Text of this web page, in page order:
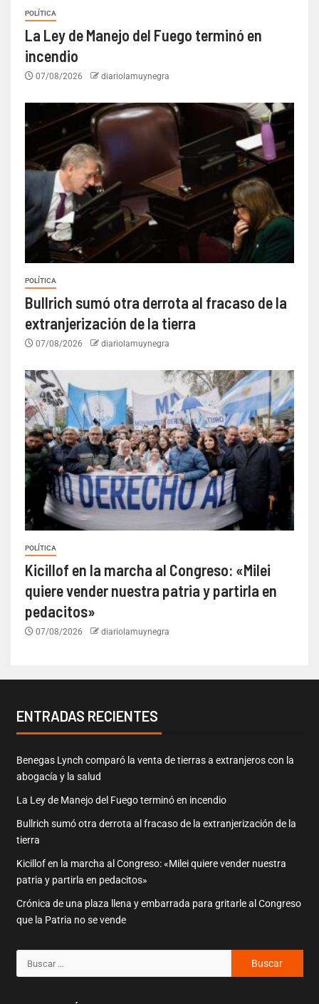
POLÍTICA
La Ley de Manejo del Fuego terminó en
incendio
07/08/2026 diariolamuynegra
POLÍTICA
Bullrich sumó otra derrota al fracaso de la
extranjerización de la tierra
07/08/2026 diariolamuynegra
POLÍTICA
Kicillof en la marcha al Congreso: «Milei
quiere vender nuestra patria y partirla en
pedacitos»
07/08/2026 diariolamuynegra
ENTRADAS RECIENTES
Benegas Lynch comparó la venta de tierras a extranjeros con la
abogacía y la salud
La Ley de Manejo del Fuego terminó en incendio
Bullrich sumó otra derrota al fracaso de la extranjerización de la
tierra
Kicillof en la marcha al Congreso: «Milei quiere vender nuestra
patria y partirla en pedacitos»
Crónica de una plaza llena y embarrada para gritarle al Congreso
que la Patria no se vende